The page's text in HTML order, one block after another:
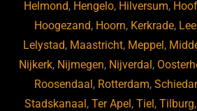
Helmond, Hengelo, Hilversum,
Hoogezand, Hoorn, Kerkrade,
Lelystad, Maastricht, Meppel ,
Nijkerk, Nijmegen, Nijverdal ,
Roosendaal , Rotterdam,
Stadskanaal ,Ter Apel ,Tiel ,Tilburg,